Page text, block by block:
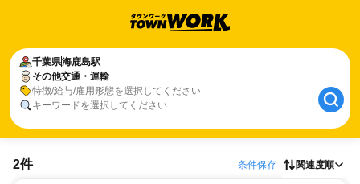
千葉県海鹿島駅
その他交通・運輸
特徴/給与/雇用形態を選択してください
キーワードを選択してください
2件 条件保存 関連度順